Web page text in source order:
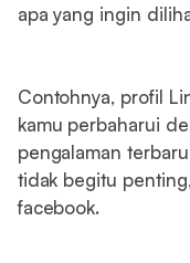
apa yang ingin
Contohnya, profil
kamu perbaharui
pengalaman
tidak begitu
facebook.